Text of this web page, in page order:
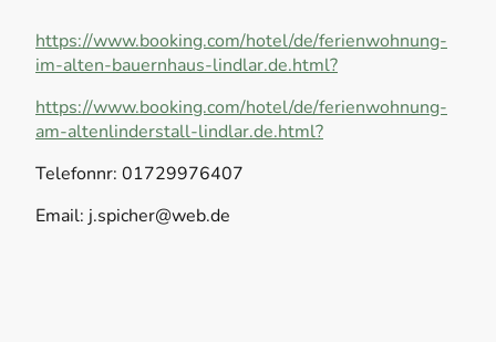
https://www.booking.com/hotel/de/ferienwohnung-
im-alten-bauernhaus-lindlar.de.html?
https://www.booking.com/hotel/de/ferienwohnung-
am-altenlinderstall-lindlar.de.html?
Telefonnr: 01729976407
Email: j.spicher@web.de